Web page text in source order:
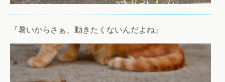
『暑いからさぁ、動きたくないんだよね』